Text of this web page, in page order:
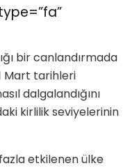
bir canlandırmada
Mart tarihleri
dalgalandığını
kirlilik seviyelerinin
etkilenen ülke